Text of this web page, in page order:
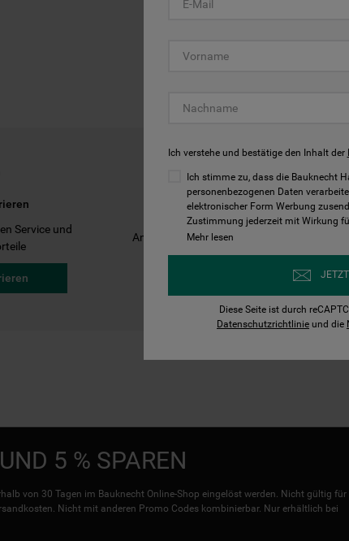
Service und
Bedienungsanleitungen
Anleitungen finden und herunterladen
5 % SPAREN
von 30 Tagen im Bauknecht Online-Shop eingelöst werden. Nicht gültig für
Nicht mit anderen Promo Codes kombinierbar. Nur erhältlich bei
Ich verstehe und bestätige den Inhalt der
Ich stimme zu, dass die Bauknecht
personenbezogenen Daten
elektronischer Form Werbung
Zustimmung jederzeit mit Wirkung
Mehr lesen
Diese Seite ist durch
Datenschutzrichtlinie und die